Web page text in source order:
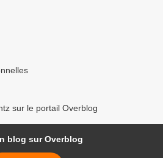
sur le portail Overblog
blog sur Overblog